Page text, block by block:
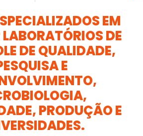
EM
DE
DE QUALIDADE,
E
PRODUÇÃO E